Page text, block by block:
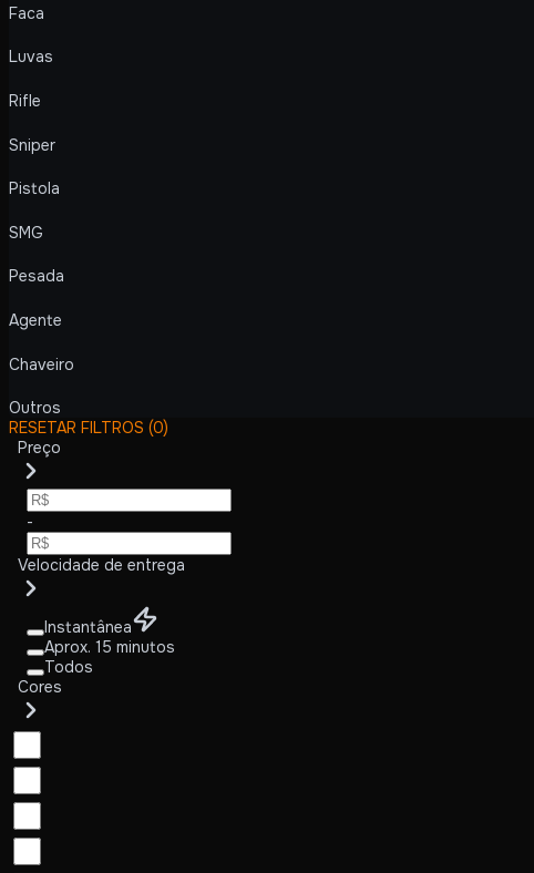
Faca
Luvas
Rifle
Sniper
Pistola
SMG
Pesada
Agente
Chaveiro
Outros
RESETAR FILTROS (0)
Preço
-
Velocidade de entrega
Instantânea
Aprox. 15 minutos
Todos
Cores